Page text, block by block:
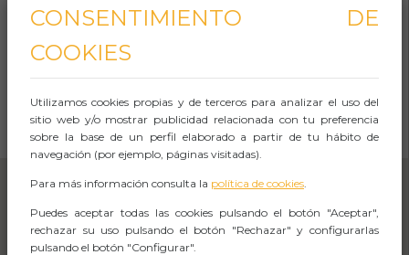
Observaciones
CÓMO LLEGAR
Abrir Navegación
CONSENTIMIENTO DE
COOKIES
Utilizamos cookies propias y de terceros para analizar el uso del
sitio web y/o mostrar publicidad relacionada con tu preferencia
sobre la base de un perfil elaborado a partir de tu hábito de
navegación (por ejemplo, páginas visitadas).
Para más información consulta la política de cookies
Puedes aceptar todas las cookies pulsando el botón "Aceptar",
rechazar su uso pulsando el botón "Rechazar" y configurarlas
pulsando el botón "Configurar".